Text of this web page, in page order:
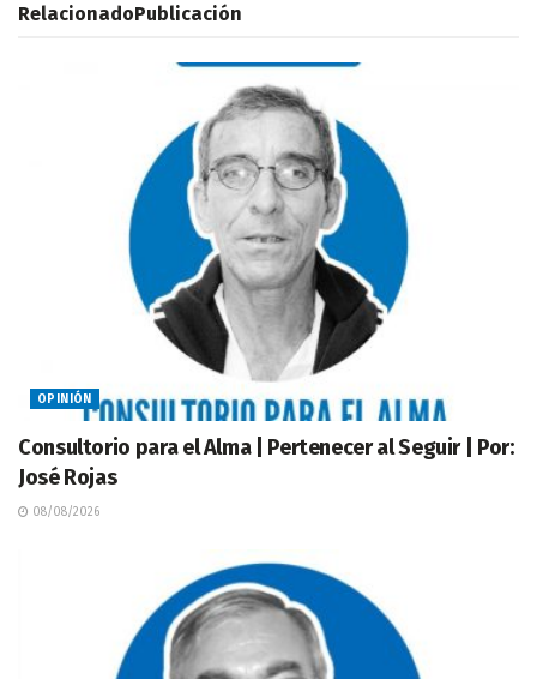
RelacionadoPublicación
OPINIÓN
Consultorio para el Alma | Pertenecer al Seguir | Por:
José Rojas
08/08/2026